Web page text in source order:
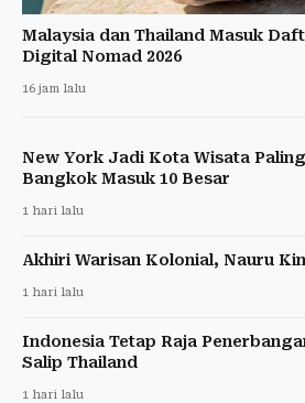
Malaysia dan Thailand Masuk
Digital Nomad 2026
16 jam lalu
New York Jadi Kota Wisata
Bangkok Masuk 10 Besar
1 hari lalu
Akhiri Warisan Kolonial, Nauru
1 hari lalu
Indonesia Tetap Raja
Salip Thailand
1 hari lalu